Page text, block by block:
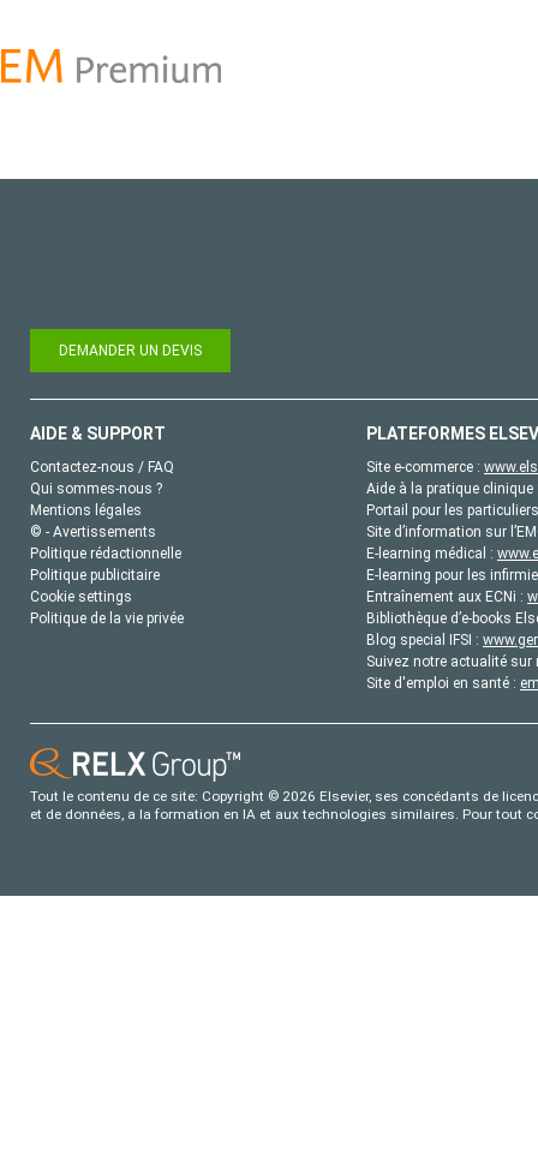
DEMANDER UN DEVIS
AIDE & SUPPORT
Contactez-nous / FAQ
Qui sommes-nous ?
Mentions légales
© - Avertissements
Politique rédactionnelle
Politique publicitaire
Cookie settings
Politique de la vie privée
PLATEFORMES
Site e-commerce :
Aide à la pratique
Portail pour les
Site d’information sur
E-learning médical :
E-learning pour les
Entraînement aux ECNi :
Bibliothèque d’e-books
Blog special IFSI :
Suivez notre actualité sur
Site d'emploi en santé :
Tout le contenu de ce site: Copyright © 2026 Elsevier, ses concédants de
et de données, a la formation en IA et aux technologies similaires. Pour tout